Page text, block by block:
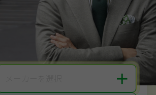
査定を提案。カンタンWeb査定
いたお車を丁寧に査定いたします
＋